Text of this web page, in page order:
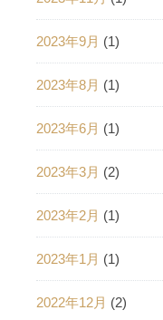
2023年9月 (1)
2023年8月 (1)
2023年6月 (1)
2023年3月 (2)
2023年2月 (1)
2023年1月 (1)
2022年12月 (2)